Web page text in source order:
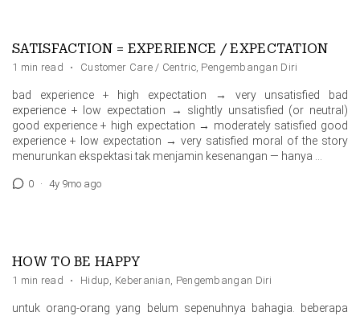
SATISFACTION = EXPERIENCE / EXPECTATION
1 min read · Customer Care / Centric, Pengembangan Diri
bad experience + high expectation → very unsatisfied bad
experience + low expectation → slightly unsatisfied (or neutral)
good experience + high expectation → moderately satisfied good
experience + low expectation → very satisfied moral of the story
menurunkan ekspektasi tak menjamin kesenangan — hanya …
0 · 4y 9mo ago
HOW TO BE HAPPY
1 min read · Hidup, Keberanian, Pengembangan Diri
untuk orang-orang yang belum sepenuhnya bahagia. beberapa